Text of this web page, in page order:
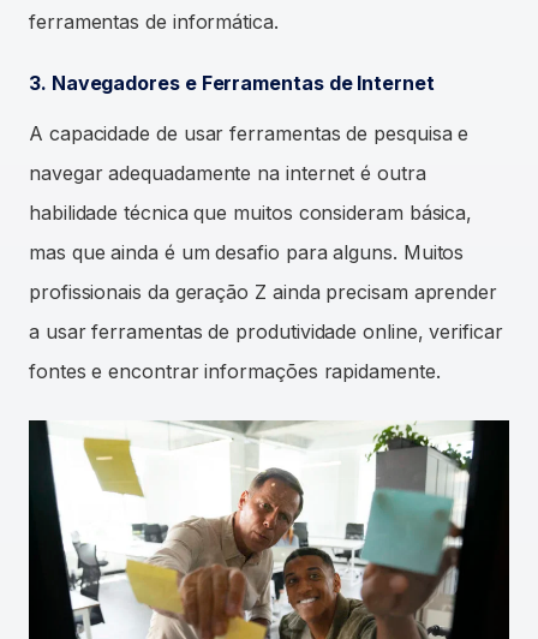
ferramentas de informática.
3. Navegadores e Ferramentas de Internet
A capacidade de usar ferramentas de pesquisa e
navegar adequadamente na internet é outra
habilidade técnica que muitos consideram básica,
mas que ainda é um desafio para alguns. Muitos
profissionais da geração Z ainda precisam aprender
a usar ferramentas de produtividade online, verificar
fontes e encontrar informações rapidamente.